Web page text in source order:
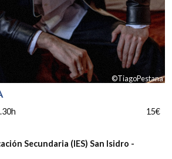
©TiagoPestana
15€
Secundaria (IES) San Isidro -